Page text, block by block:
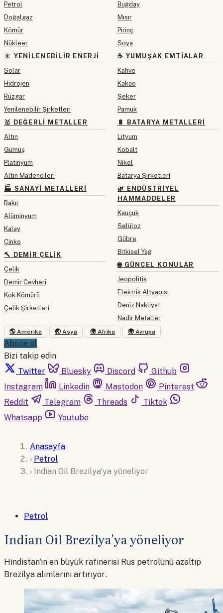
Petrol
Doğalgaz
Kömür
Nükleer
☀️ YENILENEBILIR ENERJI
Solar
Hidrojen
Rüzgar
Yenilenebilir Şirketleri
🥇 DEĞERLI METALLER
Altın
Gümüş
Platinyum
Altın Madencileri
🏭 SANAYI METALLERI
Bakır
Alüminyum
Kalay
Çinko
🔨 DEMIR ÇELIK
Çelik
Demir Cevheri
Kok Kömürü
Çelik Şirketleri
Buğday
Mısır
Pirinç
Soya
☕ YUMUŞAK EMTIALAR
Kahve
Kakao
Şeker
Pamuk
🔋 BATARYA METALLERI
Lityum
Kobalt
Nikel
Batarya Şirketleri
🌿 ENDÜSTRIYEL
HAMMADDELER
Kauçuk
Selüloz
Gübre
Bitkisel Yağ
🌐 GÜNCEL KONULAR
Jeopolitik
Elektrik Altyapısı
Deniz Nakliyat
Nadir Metaller
🌎 Amerika 🌏 Asya 🌍 Afrika 🌍 Avrupa
Abone ol
Bizi takip edin
Twitter
Bluesky Discord
Github
Instagram
Linkedin Mastodon
Pinterest
Reddit
Telegram Threads
Tiktok
Whatsapp
Youtube
Anasayfa
› Petrol
› Indian Oil Brezilya'ya yöneliyor
Petrol
Indian Oil Brezilya'ya yöneliyor
Hindistan'ın en büyük rafinerisi Rus petrolünü azaltıp
Brezilya alımlarını artırıyor.